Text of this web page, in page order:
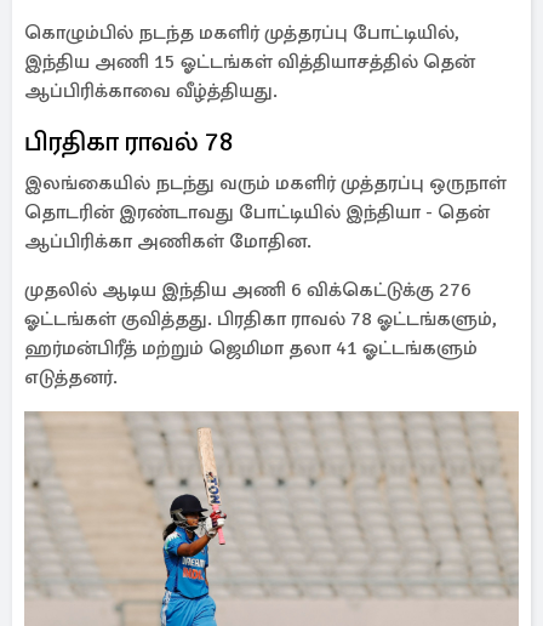
கொழும்பில் நடந்த மகளிர் முத்தரப்பு போட்டியில்,
இந்திய அணி 15 ஓட்டங்கள் வித்தியாசத்தில் தென்
ஆப்பிரிக்காவை வீழ்த்தியது.
பிரதிகா ராவல் 78
இலங்கையில் நடந்து வரும் மகளிர் முத்தரப்பு ஒருநாள்
தொடரின் இரண்டாவது போட்டியில் இந்தியா - தென்
ஆப்பிரிக்கா அணிகள் மோதின.
முதலில் ஆடிய இந்திய அணி 6 விக்கெட்டுக்கு 276
ஓட்டங்கள் குவித்தது. பிரதிகா ராவல் 78 ஓட்டங்களும்,
ஹர்மன்பிரீத் மற்றும் ஜெமிமா தலா 41 ஓட்டங்களும்
எடுத்தனர்.